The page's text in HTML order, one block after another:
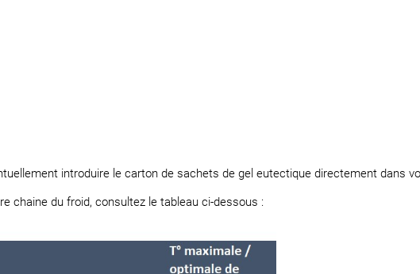
introduire le carton de sachets de gel eutectique directement dans
chaine du froid, consultez le tableau ci-dessous :